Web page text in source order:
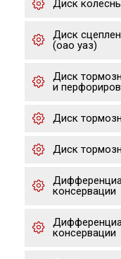
Диск
Диск
(оао уаз)
Диск
и
Диск
Диск
консервации
консервации